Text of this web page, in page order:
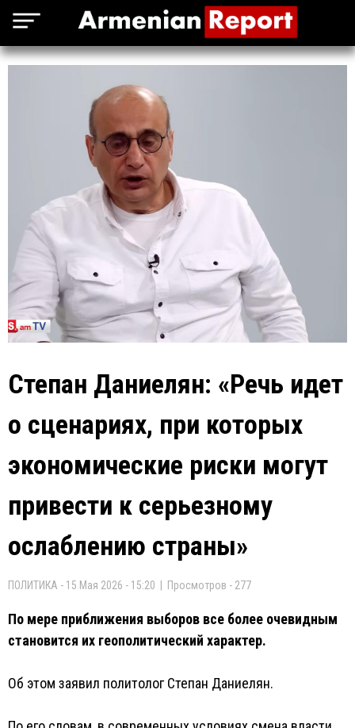
Степан Даниелян: «Речь идет
о сценариях, при которых
экономические риски могут
привести к серьезному
ослаблению страны»
ПОЛИТИКА - 15 Мая 2026 - 15:20 | Просмотров - 277
По мере приближения выборов все более очевидным
становится их геополитический характер.
Об этом заявил политолог Степан Даниелян.